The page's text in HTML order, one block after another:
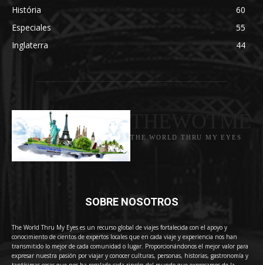
História
60
Especiales
55
Inglaterra
44
THE WORLD THRU MY EYES
SOBRE NOSOTROS
The World Thru My Eyes es un recurso global de viajes fortalecida con el apoyo y
conocimiento de cientos de expertos locales que en cada viaje y experiencia nos han
transmitido lo mejor de cada comunidad o lugar. Proporcionándonos el mejor valor para
expresar nuestra pasión por viajar y conocer culturas, personas, historias, gastronomía y